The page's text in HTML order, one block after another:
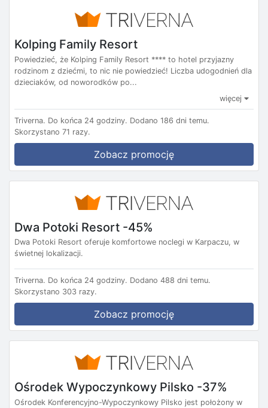
Kolping Family Resort
Powiedzieć, że Kolping Family Resort **** to hotel przyjazny
rodzinom z dziećmi, to nic nie powiedzieć! Liczba udogodnień dla
dzieciaków, od noworodków po...
więcej
Triverna. Do końca 24 godziny. Dodano 186 dni temu.
Skorzystano 71 razy.
Zobacz promocję
Dwa Potoki Resort -45%
Dwa Potoki Resort oferuje komfortowe noclegi w Karpaczu, w
świetnej lokalizacji.
Triverna. Do końca 24 godziny. Dodano 488 dni temu.
Skorzystano 303 razy.
Zobacz promocję
Ośrodek Wypoczynkowy Pilsko -37%
Ośrodek Konferencyjno-Wypoczynkowy Pilsko jest położony w